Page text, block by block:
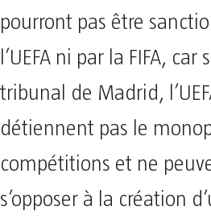
pourront pas être
l’UEFA ni par la FIFA, car
tribunal de Madrid,
détiennent pas le
compétitions et ne
s’opposer à la création